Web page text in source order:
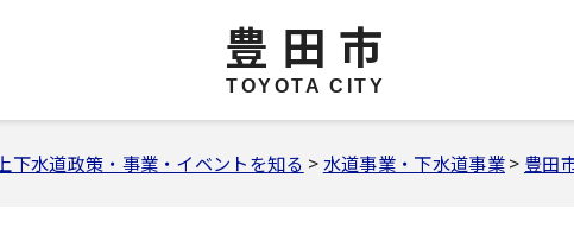
豊田市
TOYOTA CITY
上下水道政策・事業・イベントを知る >水道事業・下水道事業> 豊田